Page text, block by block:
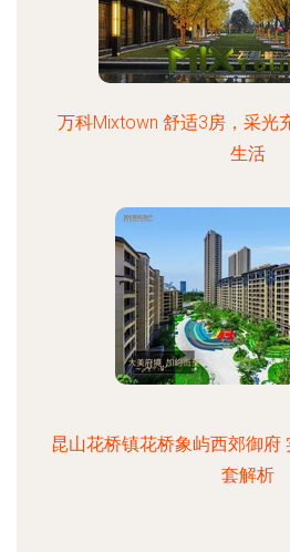
万科Mixtown 舒适3房，采光
生活
昆山花桥镇花桥象屿西郊御府
套解析